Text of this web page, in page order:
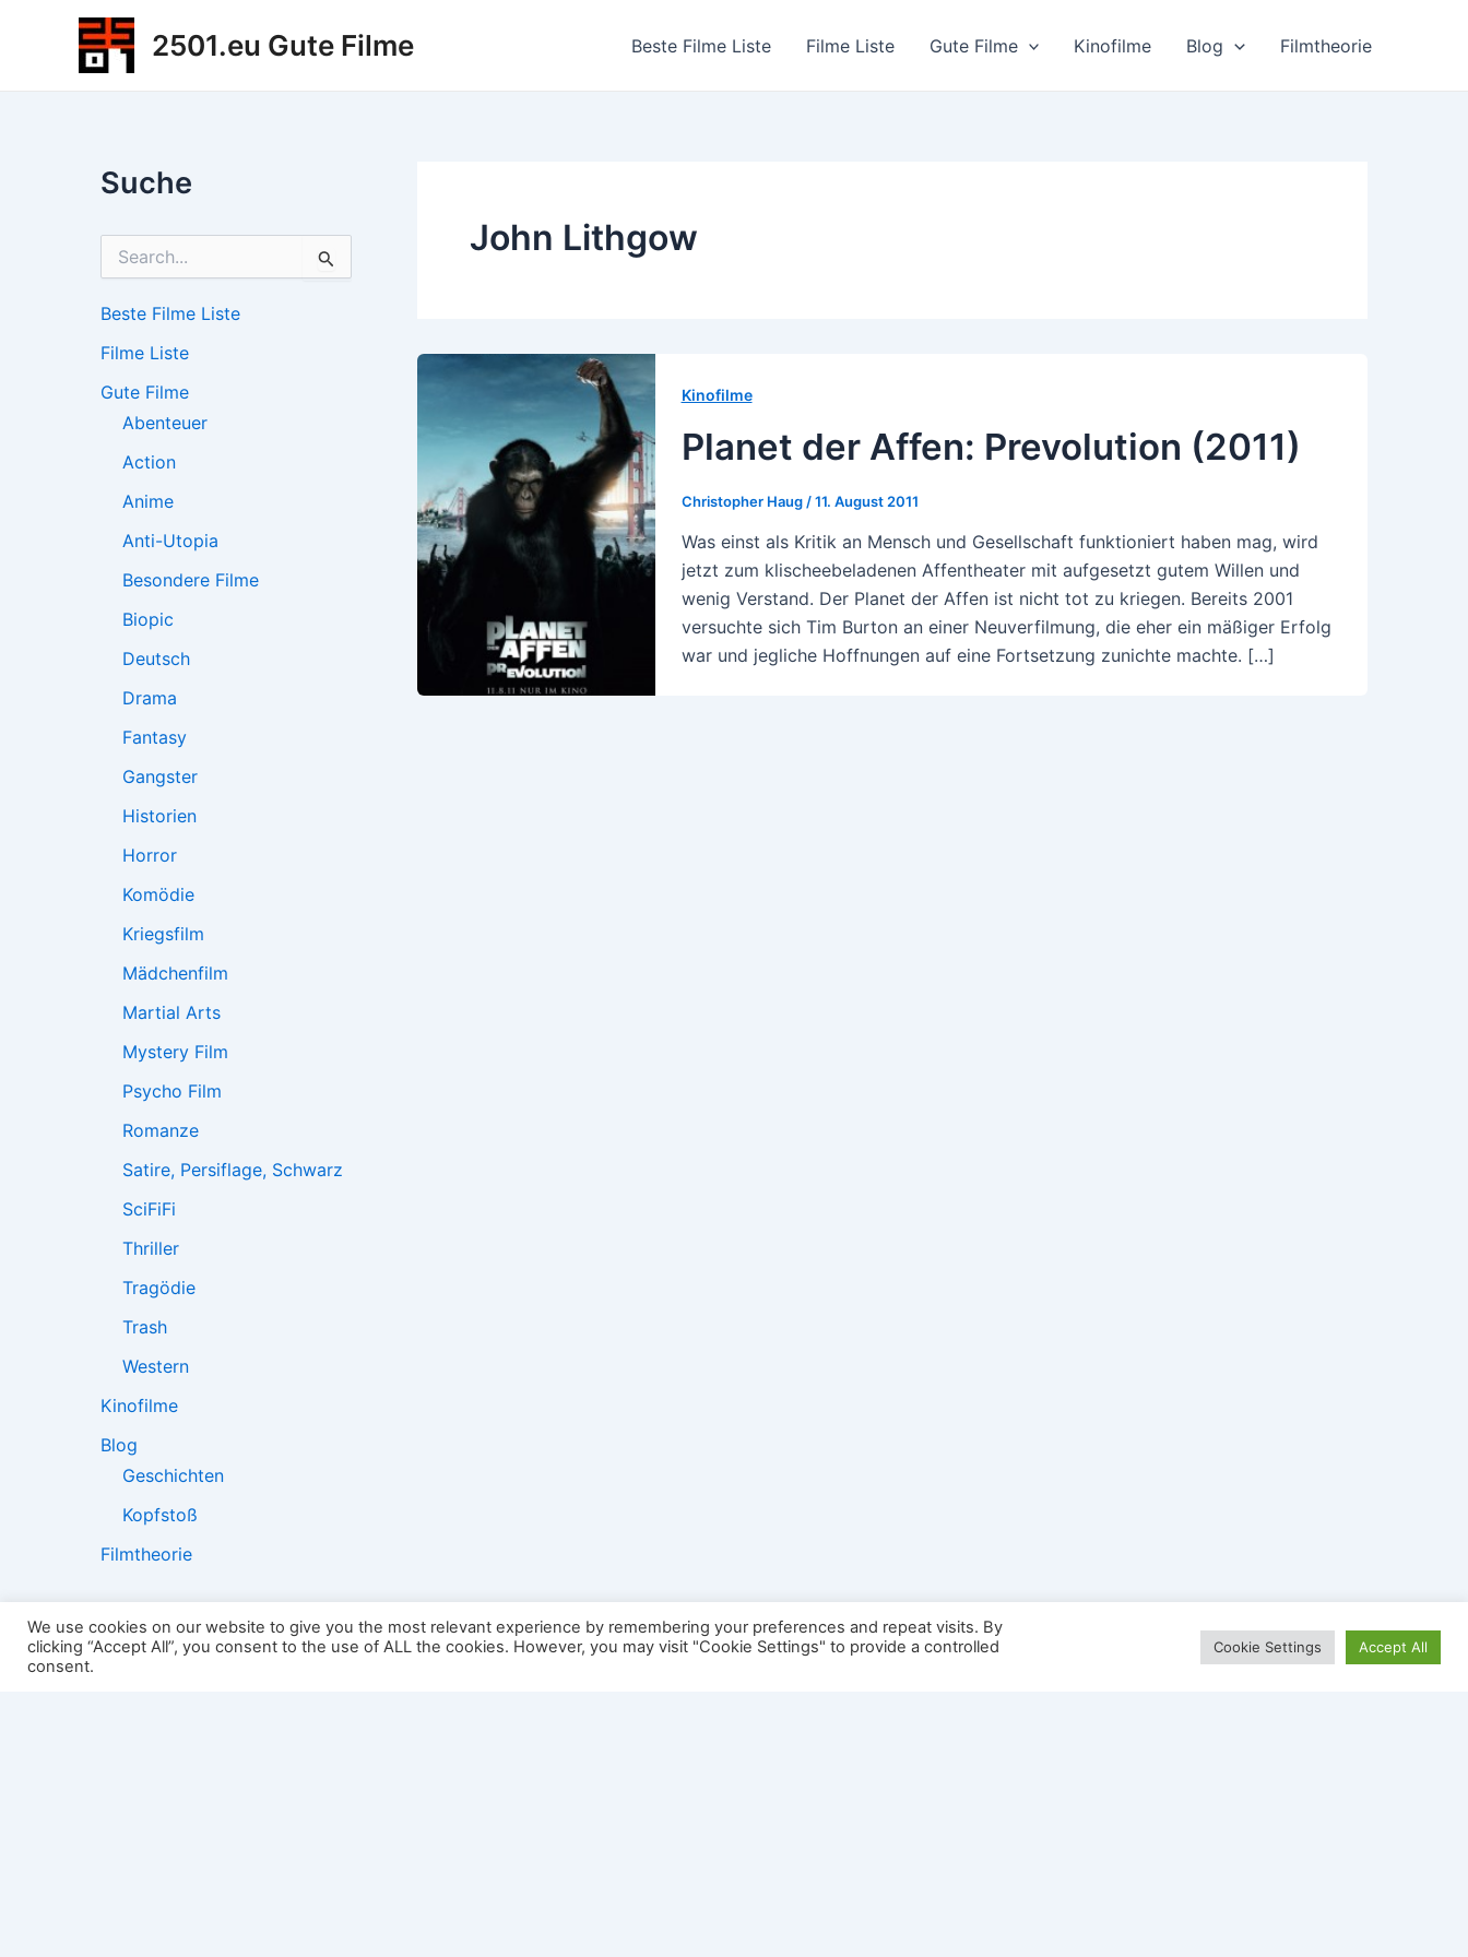
2501.eu Gute Filme Beste Filme Liste Filme Liste Gute Filme Kinofilme Blog Filmtheorie
Suche
h
n
a
Beste Filme Liste
Filme Liste
Gute Filme
Abenteuer
Action
Anime
Anti-Utopia
Besondere Filme
Biopic
Deutsch
Drama
Fantasy
Gangster
Historien
Horror
Komödie
Kriegsfilm
Mädchenfilm
Martial Arts
Mystery Film
Psycho Film
Romanze
Satire, Persiflage, Schwarz
SciFiFi
Thriller
Tragödie
Trash
Western
Kinofilme
Blog
Geschichten
Kopfstoß
Filmtheorie
John Lithgow
Kinofilme
Planet der Affen: Prevolution (2011)
Christopher Haug /11. August 2011
Was einst als Kritik an Mensch und Gesellschaft funktioniert haben mag, wird
jetzt zum klischeebeladenen Affentheater mit aufgesetzt gutem Willen und
wenig Verstand. Der Planet der Affen ist nicht tot zu kriegen. Bereits 2001
versuchte sich Tim Burton an einer Neuverfilmung, die eher ein mäßiger Erfolg
war und jegliche Hoffnungen auf eine Fortsetzung zunichte machte. […]
2501:
We use cookies on our website to give you the most relevant experience by remembering your preferences and repeat visits. By
clicking “Accept All”, you consent to the use of ALL the cookies. However, you may visit "Cookie Settings" to provide a controlled
consent.
Cookie Settings Accept All